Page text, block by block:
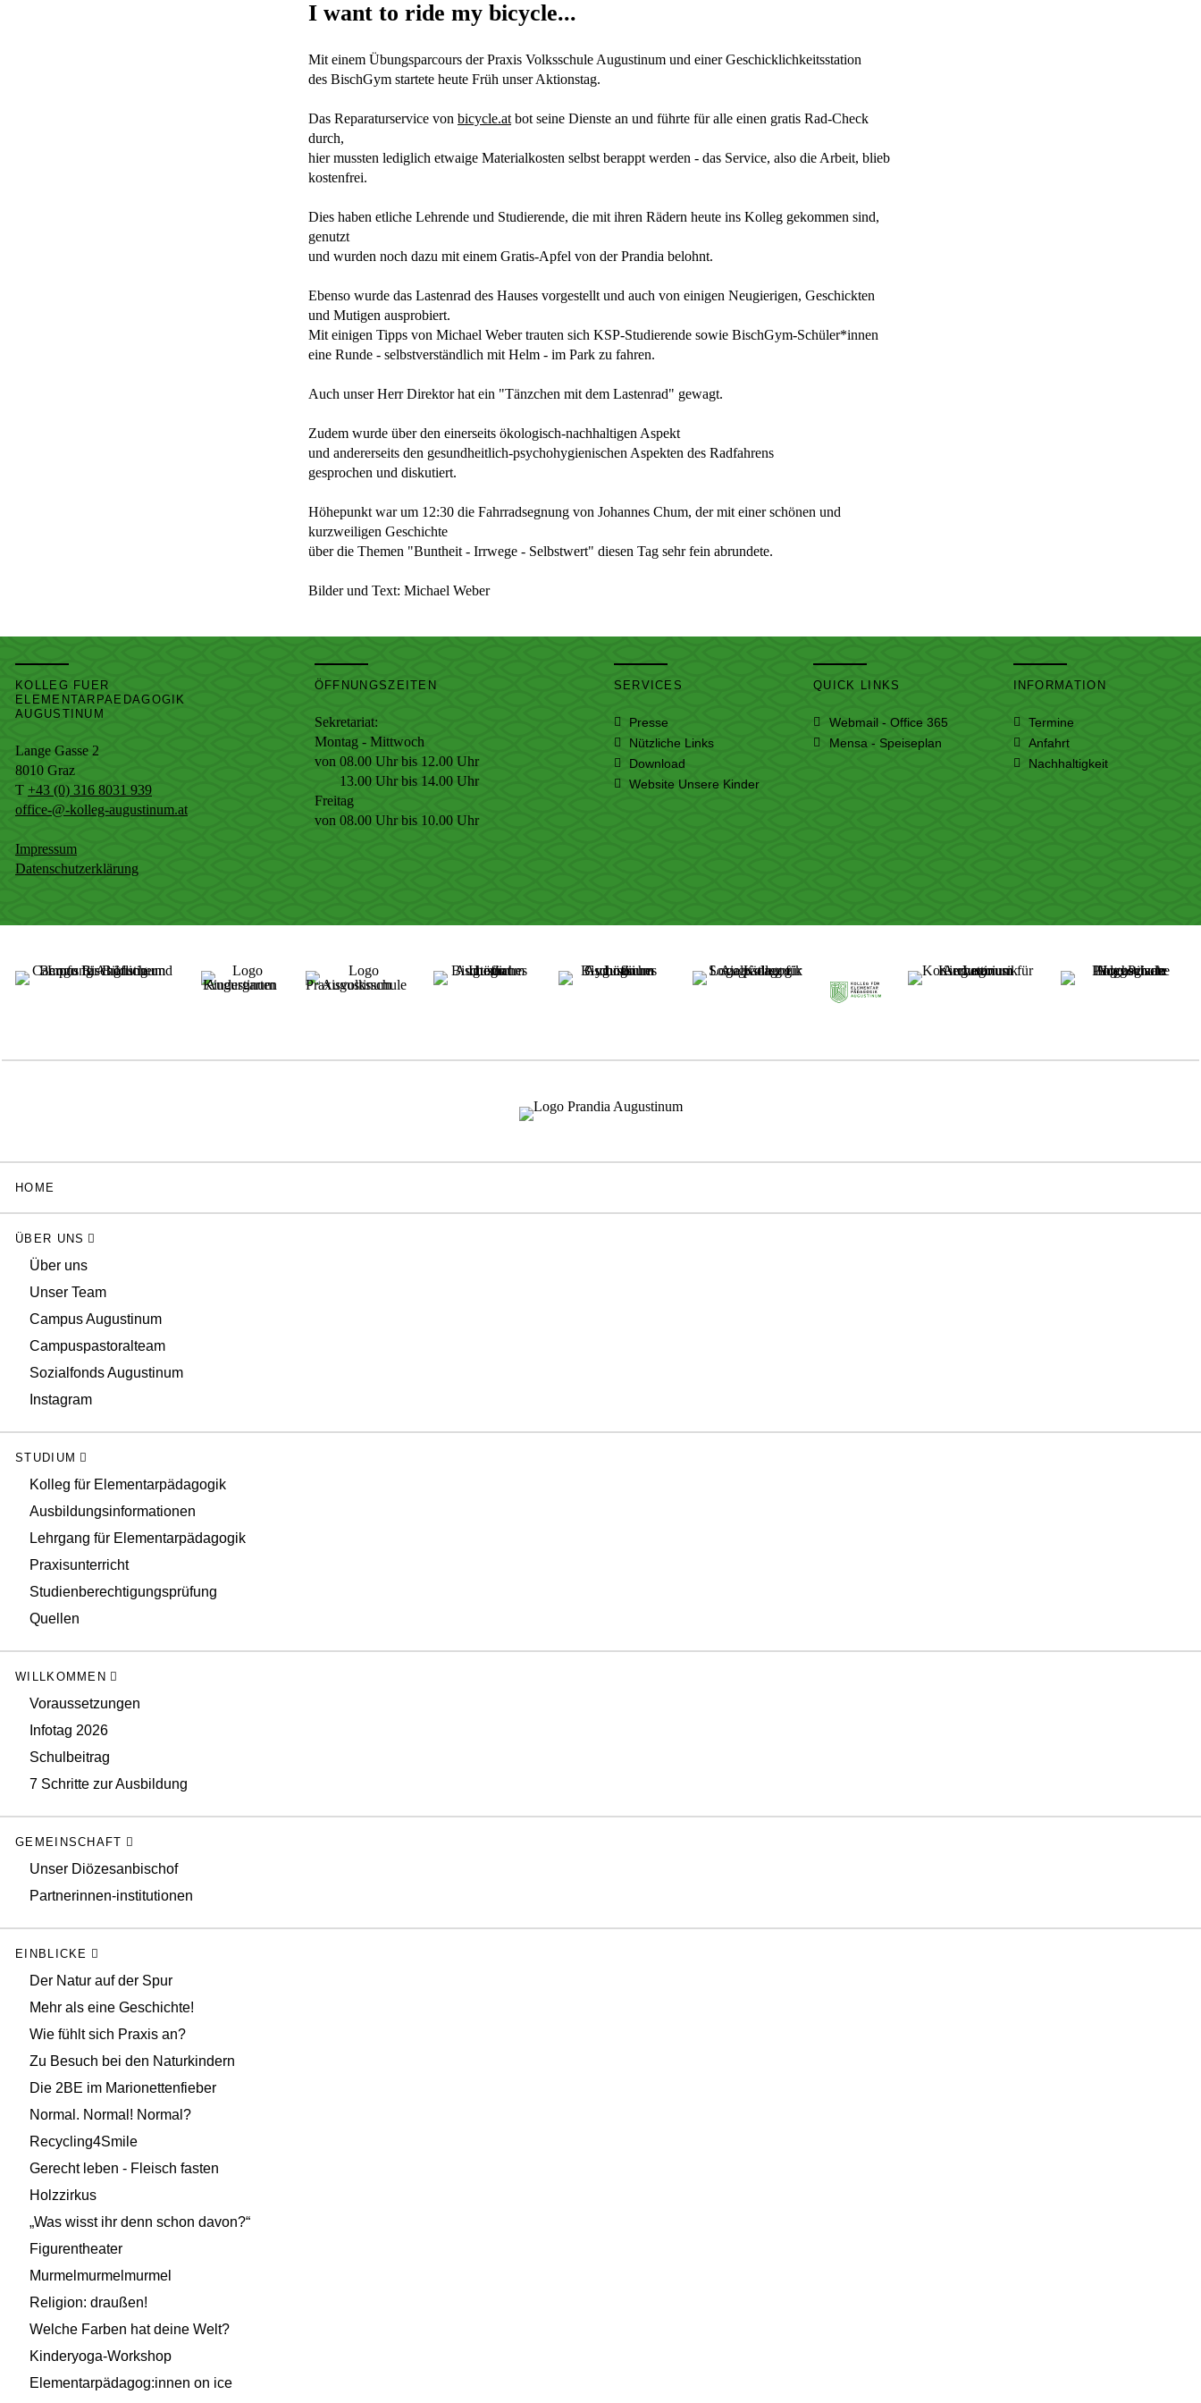
I want to ride my bicycle...
Mit einem Übungsparcours der Praxis Volksschule Augustinum und einer Geschicklichkeitsstation
des BischGym startete heute Früh unser Aktionstag.
Das Reparaturservice von bicycle.at bot seine Dienste an und führte für alle einen gratis Rad-Check
durch,
hier mussten lediglich etwaige Materialkosten selbst berappt werden - das Service, also die Arbeit, blieb
kostenfrei.
Dies haben etliche Lehrende und Studierende, die mit ihren Rädern heute ins Kolleg gekommen sind,
genutzt
und wurden noch dazu mit einem Gratis-Apfel von der Prandia belohnt.
Ebenso wurde das Lastenrad des Hauses vorgestellt und auch von einigen Neugierigen, Geschickten
und Mutigen ausprobiert.
Mit einigen Tipps von Michael Weber trauten sich KSP-Studierende sowie BischGym-Schüler*innen
eine Runde - selbstverständlich mit Helm - im Park zu fahren.
Auch unser Herr Direktor hat ein "Tänzchen mit dem Lastenrad" gewagt.
Zudem wurde über den einerseits ökologisch-nachhaltigen Aspekt
und andererseits den gesundheitlich-psychohygienischen Aspekten des Radfahrens
gesprochen und diskutiert.
Höhepunkt war um 12:30 die Fahrradsegnung von Johannes Chum, der mit einer schönen und
kurzweiligen Geschichte
über die Themen "Buntheit - Irrwege - Selbstwert" diesen Tag sehr fein abrundete.
Bilder und Text: Michael Weber
KOLLEG FUER
ELEMENTARPAEDAGOGIK
AUGUSTINUM
Lange Gasse 2
8010 Graz
T +43 (0) 316 8031 939
office-@-kolleg-augustinum.at
Impressum
Datenschutzerklärung
ÖFFNUNGSZEITEN
Sekretariat:
Montag - Mittwoch
von 08.00 Uhr bis 12.00 Uhr
13.00 Uhr bis 14.00 Uhr
Freitag
von 08.00 Uhr bis 10.00 Uhr
SERVICES
Presse
Nützliche Links
Download
Website Unsere Kinder
QUICK LINKS
Webmail - Office 365
Mensa - Speiseplan
INFORMATION
Termine
Anfahrt
Nachhaltigkeit
HOME
ÜBER UNS
Über uns
Unser Team
Campus Augustinum
Campuspastoralteam
Sozialfonds Augustinum
Instagram
STUDIUM
Kolleg für Elementarpädagogik
Ausbildungsinformationen
Lehrgang für Elementarpädagogik
Praxisunterricht
Studienberechtigungsprüfung
Quellen
WILLKOMMEN
Voraussetzungen
Infotag 2026
Schulbeitrag
7 Schritte zur Ausbildung
GEMEINSCHAFT
Unser Diözesanbischof
Partnerinnen-institutionen
EINBLICKE
Der Natur auf der Spur
Mehr als eine Geschichte!
Wie fühlt sich Praxis an?
Zu Besuch bei den Naturkindern
Die 2BE im Marionettenfieber
Normal. Normal! Normal?
Recycling4Smile
Gerecht leben - Fleisch fasten
Holzzirkus
„Was wisst ihr denn schon davon?“
Figurentheater
Murmelmurmelmurmel
Religion: draußen!
Welche Farben hat deine Welt?
Kinderyoga-Workshop
Elementarpädagog:innen on ice